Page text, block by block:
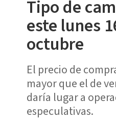
Tipo de
este lunes
octubre
El precio de
mayor que el de
daría lugar a
especulativas.